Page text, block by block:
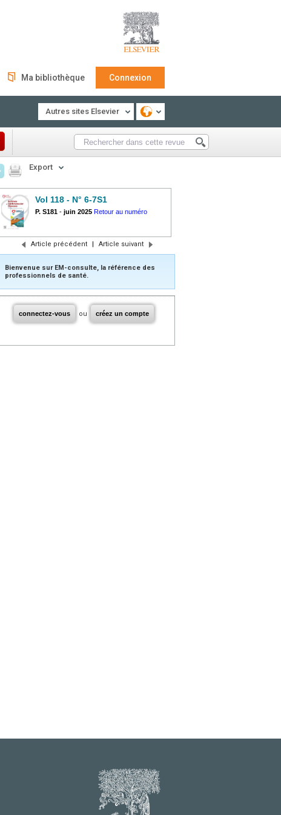
Ma bibliothèque Connexion
Autres sites Elsevier
Export
Vol 118 - N° 6-7S1
P. S181 - juin 2025 Retour au numéro
Article précédent | Article suivant
Bienvenue sur EM-consulte, la référence des
professionnels de santé.
connectez-vous ou créez un compte